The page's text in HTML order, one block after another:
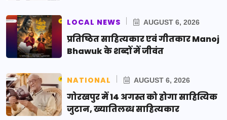
LOCAL NEWS AUGUST 6, 2026
प्रतिष्ठित साहित्यकार एवं गीतकार Manoj
Bhawuk के शब्दों में जीवंत
NATIONAL AUGUST 6, 2026
गोरखपुर में 14 अगस्त को होगा साहित्यिक
जुटान, ख्यातिलब्ध साहित्यकार